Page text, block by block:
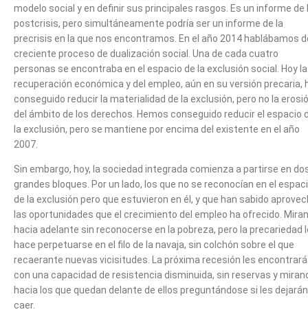
modelo social y en definir sus principales rasgos. Es un informe de
postcrisis, pero simultáneamente podría ser un informe de la
precrisis en la que nos encontramos. En el año 2014 hablábamos
creciente proceso de dualización social. Una de cada cuatro
personas se encontraba en el espacio de la exclusión social. Hoy la
recuperación económica y del empleo, aún en su versión precaria,
conseguido reducir la materialidad de la exclusión, pero no la
del ámbito de los derechos. Hemos conseguido reducir el espacio
la exclusión, pero se mantiene por encima del existente en el año
2007.
Sin embargo, hoy, la sociedad integrada comienza a partirse en
grandes bloques. Por un lado, los que no se reconocían en el
de la exclusión pero que estuvieron en él, y que han sabido
las oportunidades que el crecimiento del empleo ha ofrecido. Miran
hacia adelante sin reconocerse en la pobreza, pero la precariedad
hace perpetuarse en el filo de la navaja, sin colchón sobre el que
recaerante nuevas vicisitudes. La próxima recesión les encontrará
con una capacidad de resistencia disminuida, sin reservas y
hacia los que quedan delante de ellos preguntándose si les dejarán
caer.